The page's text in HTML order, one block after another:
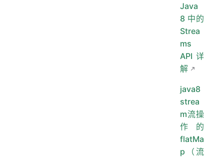
Java
8 中的
Strea
ms
API 详
解
java8
strea
m流操
作的
flatMa
p（流